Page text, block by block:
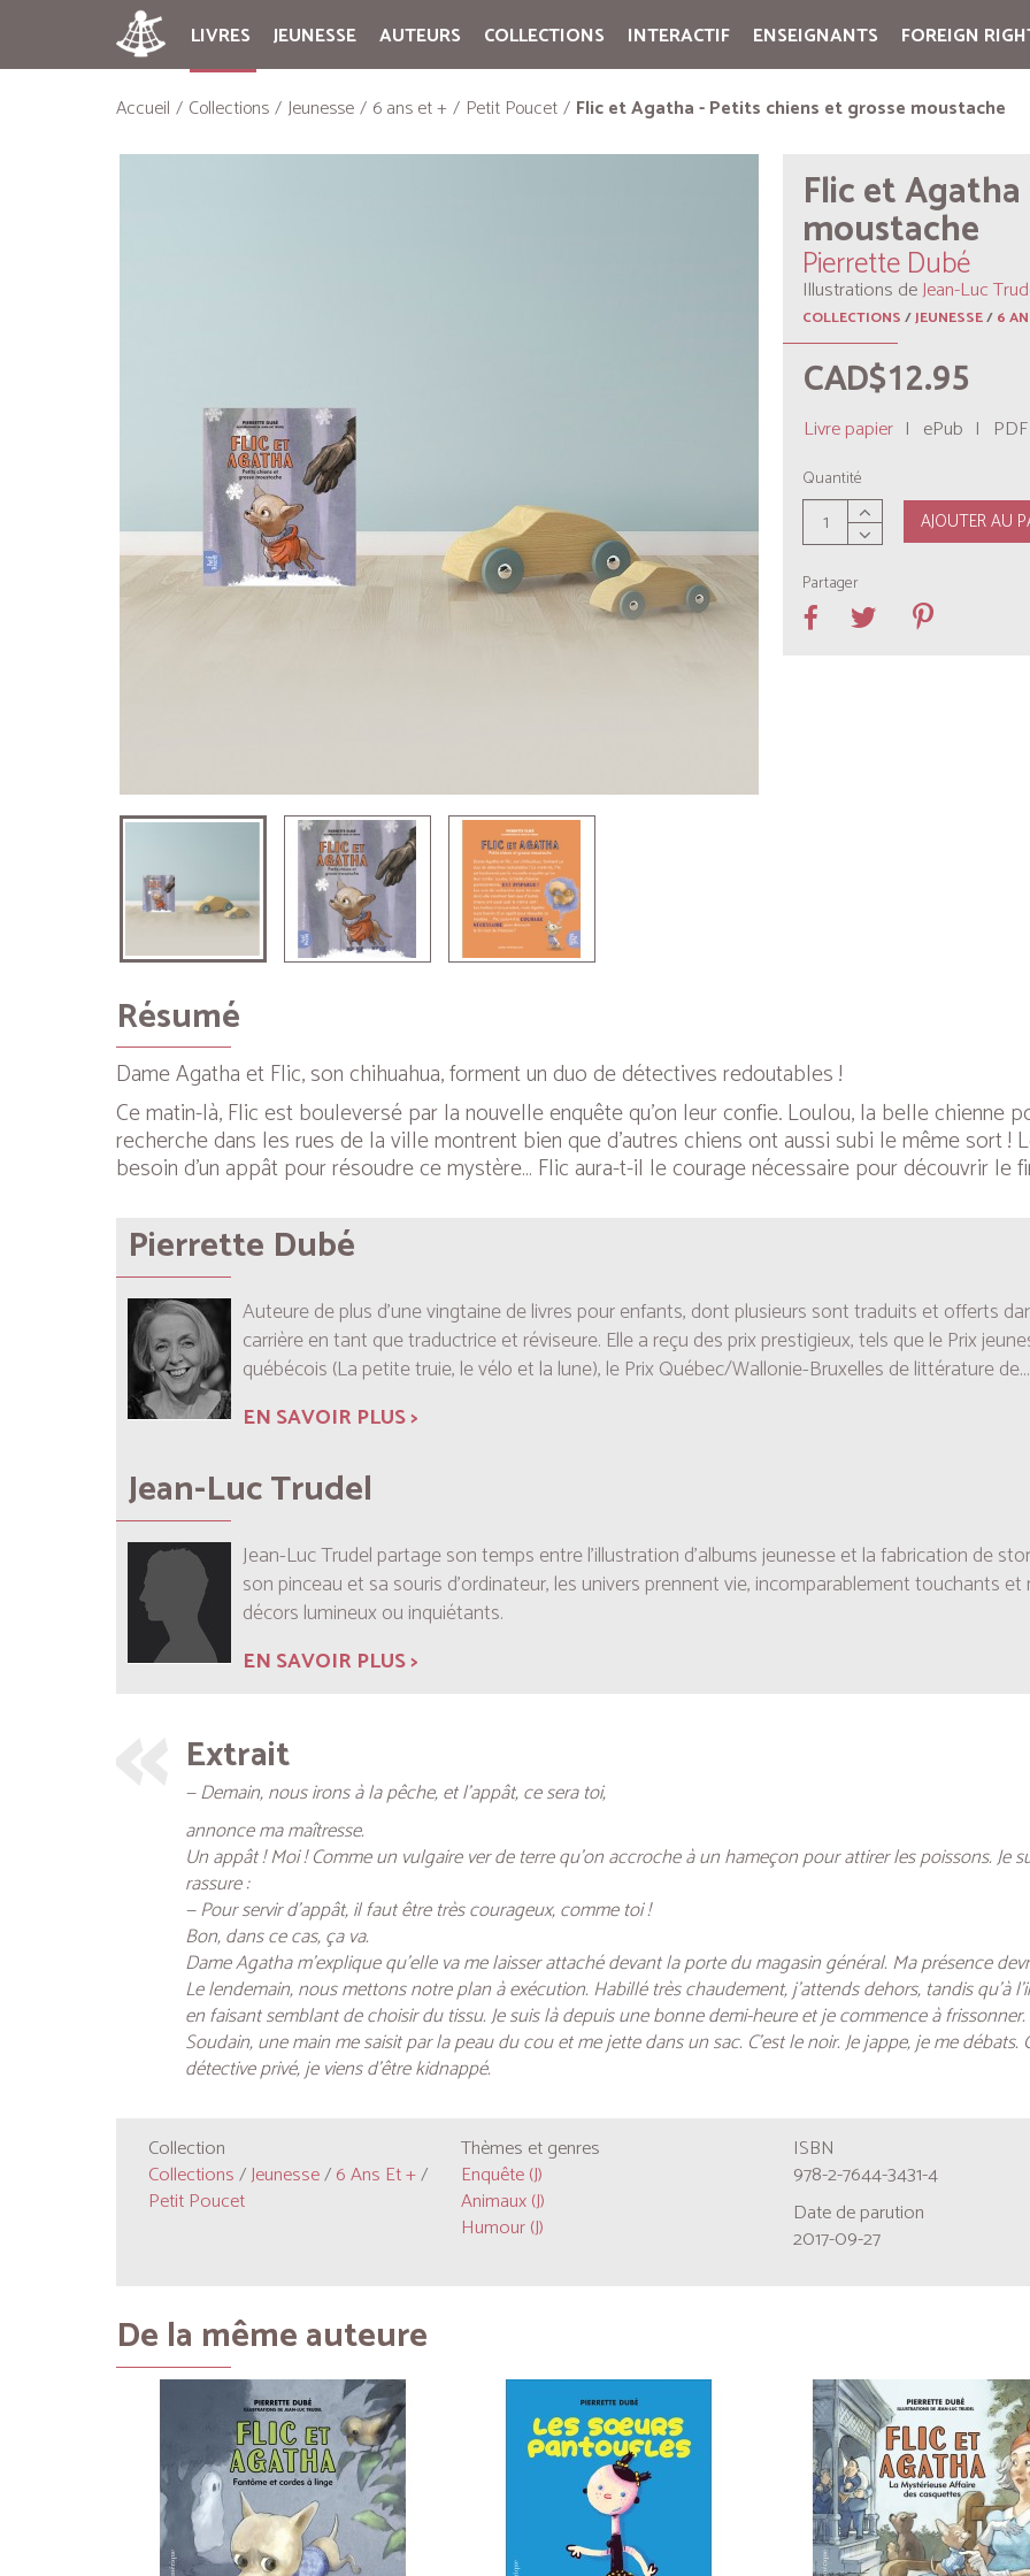
LIVRES JEUNESSE AUTEURS COLLECTIONS INTERACTIF ENSEIGNANTS FOREIGN
Accueil Collections Jeunesse 6 ans et + Petit Poucet Flic et Agatha - Petits chiens et grosse moustache
Flic et
moustache
Pierrette Dubé
Illustrations deJean-Luc
COLLECTIONS/JEUNESSE/6
CAD$12.95
Livre papier | ePub | PDF
Quantité
AJOUTER AU
Partager
Résumé
Dame Agatha et Flic, son chihuahua, forment un duo de détectives redoutables !
Ce matin-là, Flic est bouleversé par la nouvelle enquête qu’on leur confie. Loulou, la belle chienne
recherche dans les rues de la ville montrent bien que d’autres chiens ont aussi subi le même sort !
besoin d’un appât pour résoudre ce mystère… Flic aura-t-il le courage nécessaire pour découvrir le
Pierrette Dubé
Auteure de plus d’une vingtaine de livres pour enfants, dont plusieurs sont traduits et offerts
carrière en tant que traductrice et réviseure. Elle a reçu des prix prestigieux, tels que le Prix
québécois (La petite truie, le vélo et la lune), le Prix Québec/Wallonie-Bruxelles de littérature de...
EN SAVOIR PLUS >
Jean-Luc Trudel
Jean-Luc Trudel partage son temps entre l’illustration d’albums jeunesse et la fabrication de
son pinceau et sa souris d’ordinateur, les univers prennent vie, incomparablement touchants
décors lumineux ou inquiétants.
EN SAVOIR PLUS >
Extrait
— Demain, nous irons à la pêche, et l’appât, ce sera toi,
annonce ma maîtresse.
Un appât ! Moi ! Comme un vulgaire ver de terre qu’on accroche à un hameçon pour attirer les poissons. Je
rassure :
— Pour servir d’appât, il faut être très courageux, comme toi !
Bon, dans ce cas, ça va.
Dame Agatha m’explique qu’elle va me laisser attaché devant la porte du magasin général. Ma présence
Le lendemain, nous mettons notre plan à exécution. Habillé très chaudement, j’attends dehors, tandis qu’à
en faisant semblant de choisir du tissu. Je suis là depuis une bonne demi-heure et je commence à frissonner.
Soudain, une main me saisit par la peau du cou et me jette dans un sac. C’est le noir. Je jappe, je me
détective privé, je viens d’être kidnappé.
Collection
Collections/Jeunesse/6 Ans Et +/
Petit Poucet
Thèmes et genres
Enquête (J)
Animaux (J)
Humour (J)
ISBN
978-2-7644-3431-4
Date de parution
2017-09-27
De la même auteure